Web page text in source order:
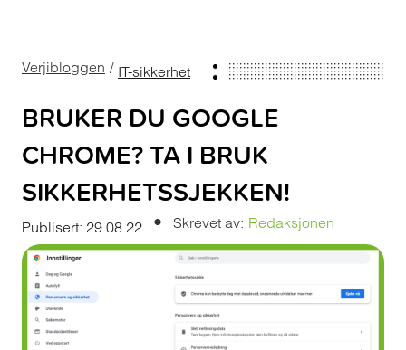
Verjibloggen / IT-sikkerhet
BRUKER DU GOOGLE
CHROME? TA I BRUK
SIKKERHETSSJEKKEN!
Publisert: 29.08.22 • Skrevet av: Redaksjonen